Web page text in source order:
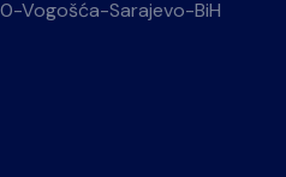
Vogošća-Sarajevo-BiH